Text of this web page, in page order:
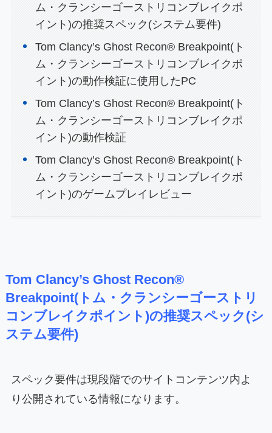
ム・クランシーゴーストリコンブレイクポ
イント)の推奨スペック(システム要件)
Tom Clancy’s Ghost Recon® Breakpoint(ト
ム・クランシーゴーストリコンブレイクポ
イント)の動作検証に使用したPC
Tom Clancy’s Ghost Recon® Breakpoint(ト
ム・クランシーゴーストリコンブレイクポ
イント)の動作検証
Tom Clancy’s Ghost Recon® Breakpoint(ト
ム・クランシーゴーストリコンブレイクポ
イント)のゲームプレイレビュー
Tom Clancy’s Ghost Recon®
Breakpoint(トム・クランシーゴーストリ
コンブレイクポイント)の推奨スペック(シ
ステム要件)
スペック要件は現段階でのサイトコンテンツ内よ
り公開されている情報になります。